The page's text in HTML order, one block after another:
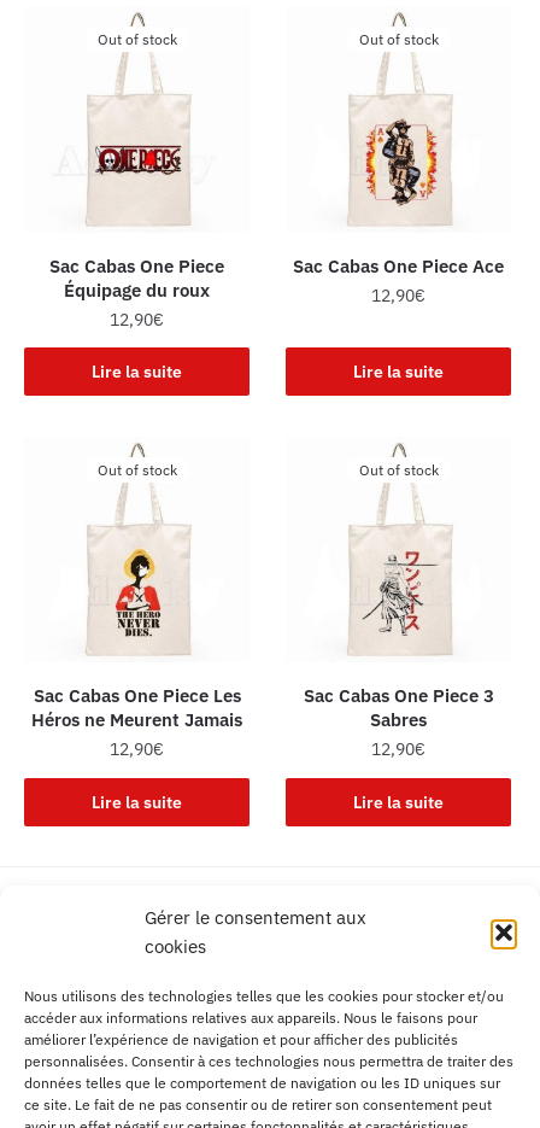
Gérer le consentement aux
cookies
Nous utilisons des technologies telles que les cookies pour stocker et/ou
accéder aux informations relatives aux appareils. Nous le faisons pour
améliorer l’expérience de navigation et pour afficher des publicités
personnalisées. Consentir à ces technologies nous permettra de traiter des
données telles que le comportement de navigation ou les ID uniques sur
ce site. Le fait de ne pas consentir ou de retirer son consentement peut
Out of stock
Sac Cabas One Piece
Équipage du roux
12,90€
Lire la suite
Out of stock
Sac Cabas One Piece Ace
12,90€
Lire la suite
Out of stock
Sac Cabas One Piece Les
Héros ne Meurent Jamais
12,90€
Lire la suite
Out of stock
Sac Cabas One Piece 3
Sabres
12,90€
Lire la suite
Livraison gratuite
France, Europe, DOM TOM
Service client Français
Contactez-nous facilement
Livraison mondiale
Aucune frontière
Paiement 100% sécurisé